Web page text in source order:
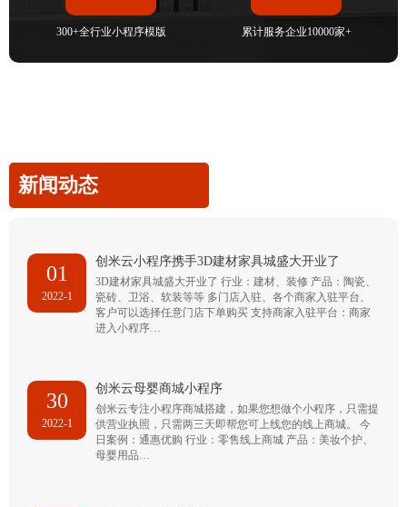
300+全行业小程序模版 累计服务企业10000家+
新闻动态
01
2022-1
创米云小程序携手3D建材家具城盛大开业了
3D建材家具城盛大开业了 行业：建材、装修 产品：陶瓷、
瓷砖、卫浴、软装等等 多门店入驻、各个商家入驻平台、
客户可以选择任意门店下单购买 支持商家入驻平台：商家
进入小程序…
30
2022-1
创米云母婴商城小程序
创米云专注小程序商城搭建，如果您想做个小程序，只需提
供营业执照，只需两三天即帮您可上线您的线上商城。 今
日案例：通惠优购 行业：零售线上商城 产品：美妆个护、
母婴用品…